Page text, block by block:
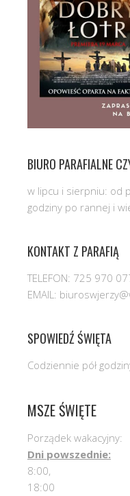
BIURO PARAFIALNE
w lipcu i sierpniu: od
godziny po rannej i
KONTAKT Z PARAFIĄ
TELEFON: 725 970
EMAIL:
SPOWIEDŹ ŚWIĘTA
Codziennie pół
MSZE ŚWIĘTE
Porządek wakacyjny:
Dni powszednie:
8:00,
18:00